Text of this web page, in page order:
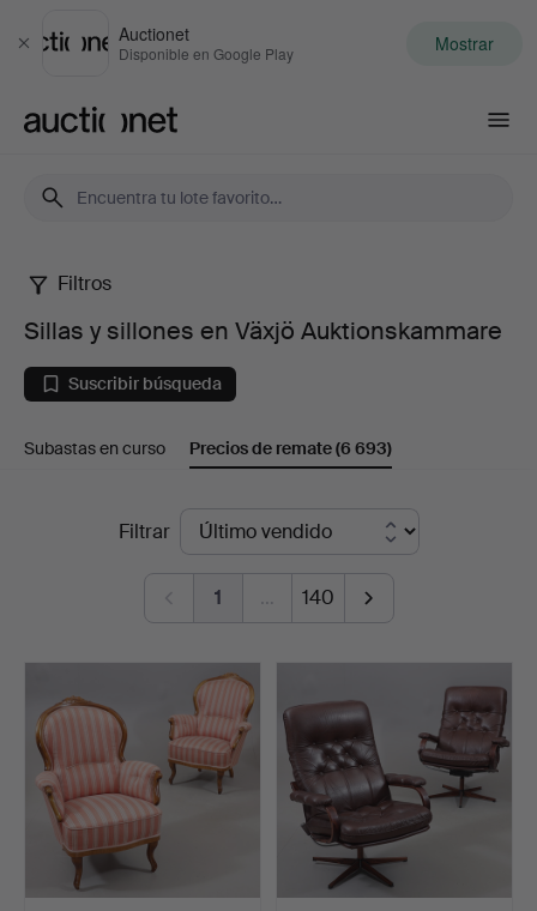
Cerrar
Auctionet
Disponible en Google Play Mostrar
Sillas
sillones
en
Auktionskammare
Filtros
Sillas y sillones en Växjö Auktionskammare
Suscribir búsqueda
Subastas en curso Precios de remate(6 693)
Filtrar
1 … 140